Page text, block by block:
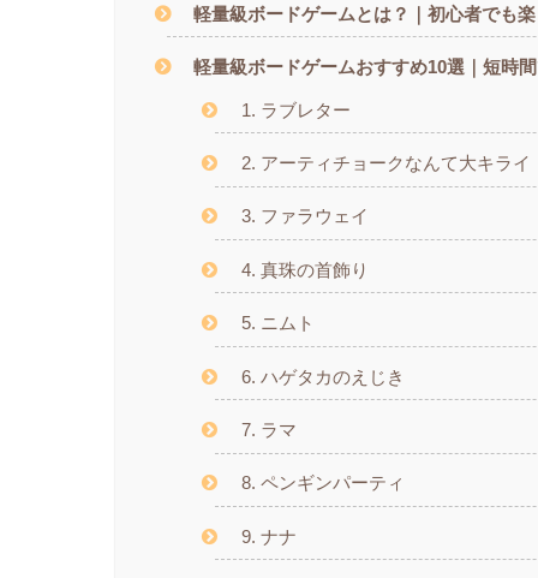
軽量級ボードゲームとは？｜初心者でも
軽量級ボードゲームおすすめ10選｜短時
1. ラブレター
2. アーティチョークなんて大キライ
3. ファラウェイ
4. 真珠の首飾り
5. ニムト
6. ハゲタカのえじき
7. ラマ
8. ペンギンパーティ
9. ナナ